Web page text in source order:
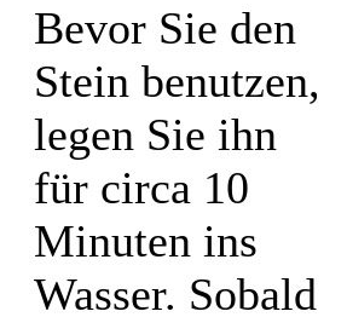
Bevor Sie den
Stein benutzen,
legen Sie ihn
für circa 10
Minuten ins
Wasser. Sobald